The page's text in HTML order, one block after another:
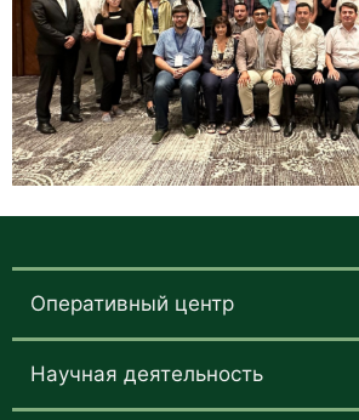
Оперативный центр
Научная деятельность